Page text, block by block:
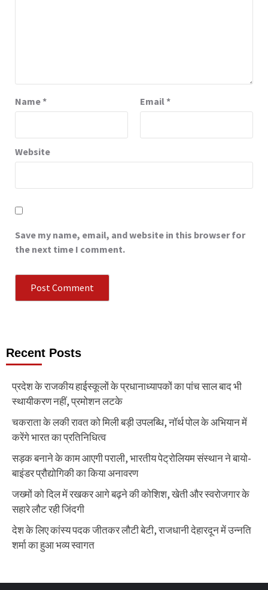
Name* Email *
Website
Save my name, email, and website in this browser for
the next time I comment.
Recent Posts
प्रदेश के राजकीय हाईस्कूलों के प्रधानाध्यापकों का पांच साल बाद भी
स्थायीकरण नहीं, प्रमोशन लटके
चकराता के लकी रावत को मिली बड़ी उपलब्धि, नॉर्थ पोल के अभियान में
करेंगे भारत का प्रतिनिधित्व
सड़क बनाने के काम आएगी पराली, भारतीय पेट्रोलियम संस्थान ने बायो-
बाइंडर प्रौद्योगिकी का किया अनावरण
जख्मों को दिल में रखकर आगे बढ़ने की कोशिश, खेती और स्वरोजगार के
सहारे लौट रही जिंदगी
देश के लिए कांस्य पदक जीतकर लौटी बेटी, राजधानी देहारदून में उन्नति
शर्मा का हुआ भव्य स्वागत